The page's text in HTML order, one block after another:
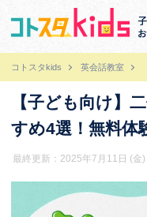
コトスタkids 英会話教室
【子ども向け】
すめ4選！無料体
最終更新：2025年7月11日 (金